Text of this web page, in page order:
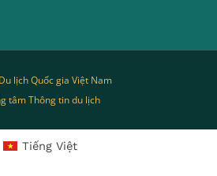
lịch Quốc gia Việt Nam
tâm Thông tin du lịch
Tiếng Việt